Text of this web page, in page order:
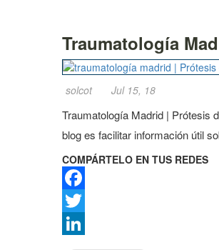
Traumatología
solcot Jul 15, 18
Traumatología Madrid | Prótesis
blog es facilitar información útil
COMPÁRTELO EN TUS REDES
Facebook
Twitter
LinkedIn